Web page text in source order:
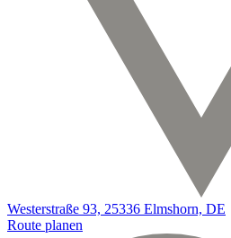
Westerstraße 93, 25336 Elmshorn, DE
Route planen